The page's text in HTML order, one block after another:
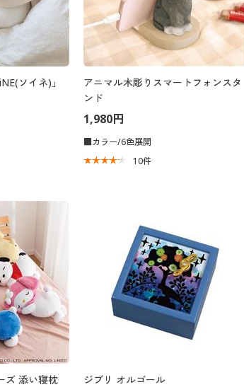
ソイネ)」
アニマル木彫りスマートフォンスタ
ンド
1,980円
■カラー/6色展開
10件
ズ 添い寝枕 ジブリ オルゴール